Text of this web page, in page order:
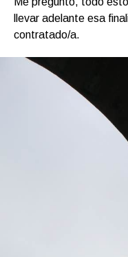
llevar adelante esa
contratado/a.